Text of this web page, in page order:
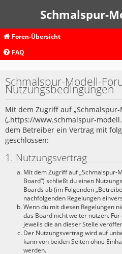
Schmalspur-
Foren-Übersicht
FAQ
Schmalspur-Modell-
Nutzungsbedingungen
Mit dem Zugriff auf „Schmalspur-
(„https://www.schmalspur-
dem Betreiber ein Vertrag mit
geschlossen:
1. Nutzungsvertrag
Mit dem Zugriff auf „Schmalspur-
Board“) schließt du einen
Boards ab (im Folgenden
nachfolgenden Regelungen
Wenn du mit diesen Regelungen
das Board nicht weiter nutzen.
jeweils die an dieser Stelle
Der Nutzungsvertrag wird auf
kann von beiden Seiten ohne
werden.